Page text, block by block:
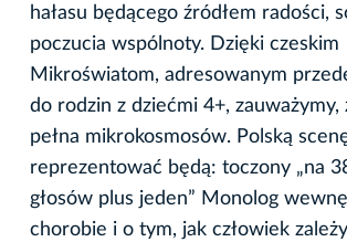
hałasu będącego źródłem radości,
poczucia wspólnoty. Dzięki czeskim
Mikroświatom, adresowanym
do rodzin z dziećmi 4+, zauważymy,
pełna mikrokosmosów. Polską
reprezentować będą: toczony „na
głosów plus jeden” Monolog
chorobie i o tym, jak człowiek